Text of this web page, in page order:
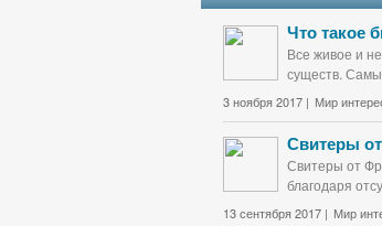
Что такое
Все живое и
существ.
3 ноября 2017 | Мир
Свитеры
Свитеры от
благодаря
13 сентября 2017 | Мир